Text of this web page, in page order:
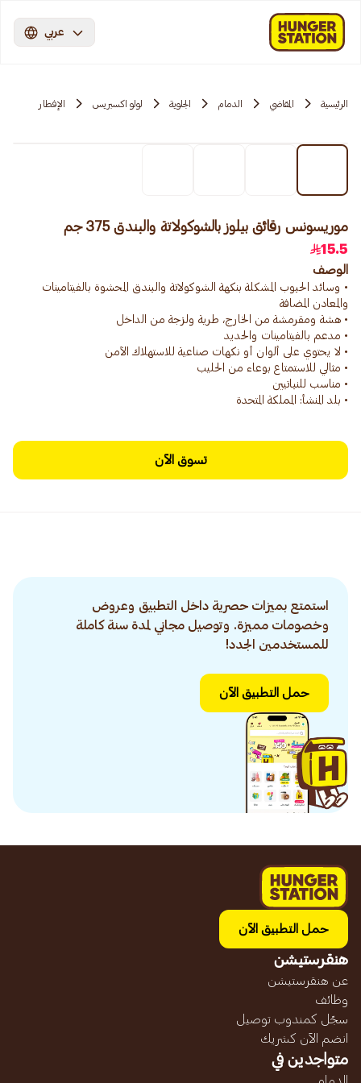
عربي
الرئيسية المقاضي الدمام الجلوية لولو اكسبريس الإفطار
موريسونس رقائق بيلوز بالشوكولاتة والبندق 375 جم
15.5
الوصف
• وسائد الحبوب المشكلة بنكهة الشوكولاتة والبندق المحشوة بالفيتامينات
• بلد المنشأ: المملكة المتحدة
تسوق الآن
استمتع بميزات حصرية داخل التطبيق وعروض
وخصومات مميزة. وتوصيل مجاني لمدة سنة كاملة
للمستخدمين الجدد!
حمل التطبيق الآن
حمل التطبيق الآن
هنقرستيشن
عن هنقرستيشن
وظائف
سجّل كمندوب توصيل
انضم الآن كشريك
متواجدين في